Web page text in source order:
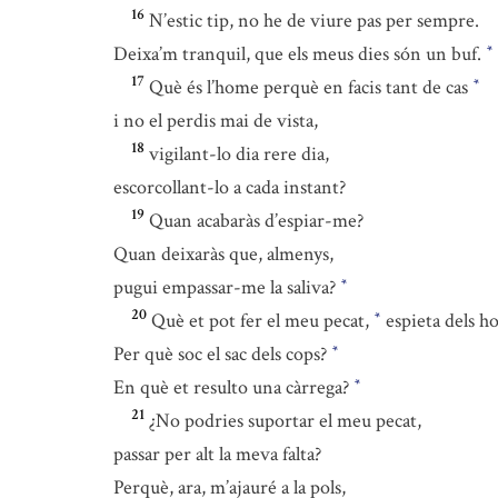
16 N’estic tip, no he de viure pas per sempre.
Deixa’m tranquil, que els meus dies són un buf. *
17 Què és l’home perquè en facis tant de cas *
i no el perdis mai de vista,
18 vigilant-lo dia rere dia,
escorcollant-lo a cada instant?
19 Quan acabaràs d’espiar-me?
Quan deixaràs que, almenys,
pugui empassar-me la saliva? *
20 Què et pot fer el meu pecat, * espieta dels
Per què soc el sac dels cops? *
En què et resulto una càrrega? *
21 ¿No podries suportar el meu pecat,
passar per alt la meva falta?
Perquè, ara, m’ajauré a la pols,